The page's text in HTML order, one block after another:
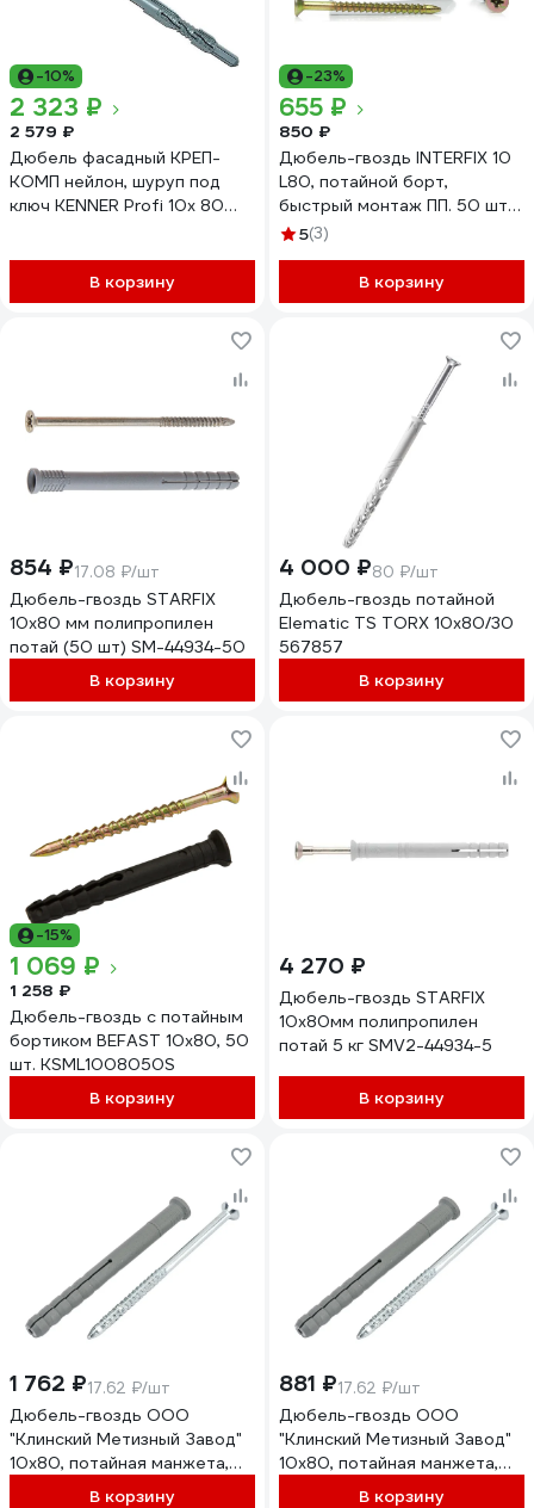
-10%
2 323 ₽
2 579 ₽
Дюбель фасадный КРЕП-
КОМП нейлон, шуруп под
ключ KENNER Profi 10х 80
В корзину
-23%
655 ₽
850 ₽
Дюбель-гвоздь INTERFIX 10
L80, потайной борт,
быстрый монтаж ПП. 50 шт
8160
5(3)
В корзину
854 ₽17.08 ₽/шт
Дюбель-гвоздь STARFIX
10х80 мм полипропилен
потай (50 шт) SM-44934-50
В корзину
4 000 ₽80 ₽/шт
Дюбель-гвоздь потайной
Elematic TS TORX 10x80/30
567857
В корзину
-15%
1 069 ₽
1 258 ₽
Дюбель-гвоздь с потайным
бортиком BEFAST 10x80, 50
шт. KSML1008050S
В корзину
4 270 ₽
Дюбель-гвоздь STARFIX
10х80мм полипропилен
потай 5 кг SMV2-44934-5
В корзину
1 762 ₽17.62 ₽/шт
Дюбель-гвоздь ООО
"Клинский Метизный Завод"
10x80, потайная манжета,
100 шт., ДЮБГ10080ПМ-100
В корзину
881 ₽17.62 ₽/шт
Дюбель-гвоздь ООО
"Клинский Метизный Завод"
10x80, потайная манжета,
50 шт., ДЮБГ10080ПМ-50
В корзину